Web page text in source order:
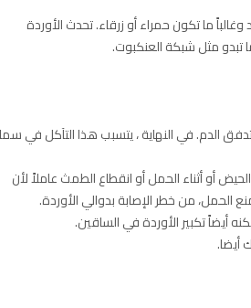
ما تكون حمراء أو زرقاء. تحدث الأوردة
تبدو مثل شبكة العنكبوت.
الدم. في النهاية ، يتسبب هذا التآكل في
أو أثناء الحمل أو انقطاع الطمث عاملاً لأن
الحمل، من خطر الإصابة بدوالي الأوردة.
أيضاً تكبير الأوردة في الساقين.
أيضا.